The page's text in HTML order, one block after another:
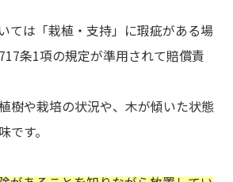
ては「栽植・支持」に瑕疵がある場
条1項の規定が準用されて賠償責
樹や栽培の状況や、木が傾いた状態
です。